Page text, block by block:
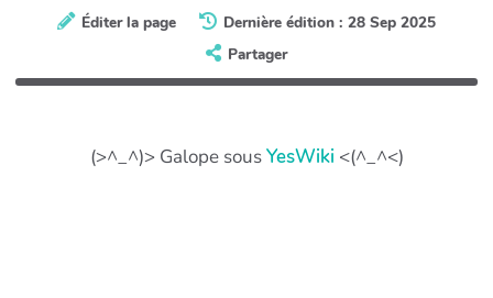
Éditer la page
Dernière édition : 28 Sep 2025
Partager
(>^_^)> Galope sousYesWiki <(^_^<)